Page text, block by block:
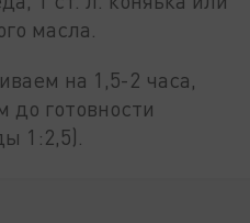
масла.
на 1,5-2 часа,
до готовности
1:2,5).